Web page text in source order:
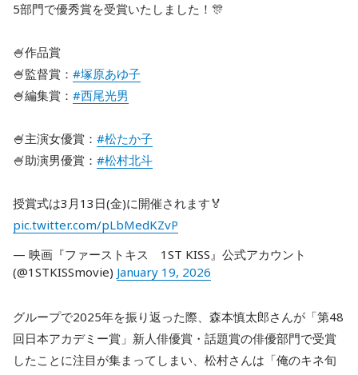
5部門で優秀賞を受賞いたしました！🎊
🍧作品賞
🍧監督賞： #塚原あゆ子
🍧編集賞： #西尾光男
🍧主演女優賞： #松たか子
🍧助演男優賞： #松村北斗
授賞式は3月13日(金)に開催されます🏅
pic.twitter.com/pLbMedKZvP
— 映画『ファーストキス 1ST KISS』公式アカウント
(@1STKISSmovie) January 19, 2026
グループで2025年を振り返った際、森本慎太郎さんが「第48
回日本アカデミー賞」新人俳優賞・話題賞の俳優部門で受賞
したことに注目が集まってしまい、松村さんは「俺のキネ旬